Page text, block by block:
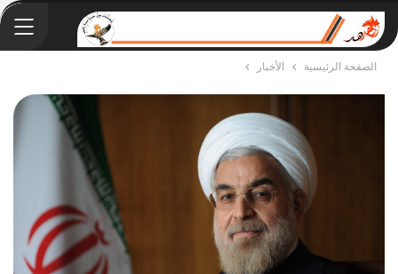
الصفحة الرئيسية الأخبار